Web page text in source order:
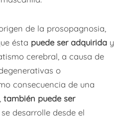
de la prosopagnosia,
ésta puede ser adquirida y
cerebral, a causa de
o
consecuencia de una
también puede ser
se desarrolle desde el